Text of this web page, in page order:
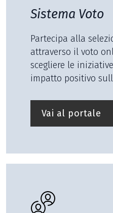
Sistema Voto
Partecipa alla
attraverso il voto
scegliere le
impatto positivo
Vai al portale